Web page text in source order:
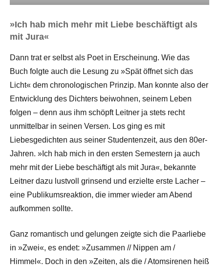
»Ich hab mich mehr mit Liebe beschäftigt als
mit Jura«
Dann trat er selbst als Poet in Erscheinung. Wie das
Buch folgte auch die Lesung zu »Spät öffnet sich das
Licht« dem chronologischen Prinzip. Man konnte also der
Entwicklung des Dichters beiwohnen, seinem Leben
folgen – denn aus ihm schöpft Leitner ja stets recht
unmittelbar in seinen Versen. Los ging es mit
Liebesgedichten aus seiner Studentenzeit, aus den 80er-
Jahren. »Ich hab mich in den ersten Semestern ja auch
mehr mit der Liebe beschäftigt als mit Jura«, bekannte
Leitner dazu lustvoll grinsend und erzielte erste Lacher –
eine Publikumsreaktion, die immer wieder am Abend
aufkommen sollte.
Ganz romantisch und gelungen zeigte sich die Paarliebe
in »Zwei«, es endet: »Zusammen // Nippen am /
Himmel«. Doch in den »Zeiten, als die / Atomsirenen heiß